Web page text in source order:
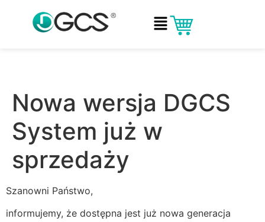
Nowa wersja DGCS
System już w
sprzedaży
Szanowni Państwo,
informujemy, że dostępna jest już nowa generacja